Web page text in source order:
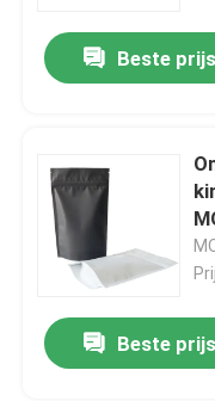
Beste prijs
Beste prijs